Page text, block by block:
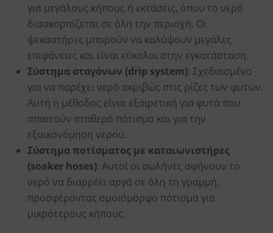
για μεγάλους κήπους ή εκτάσεις, όπου το νερό
διασκορπίζεται σε όλη την περιοχή. Οι
ψεκαστήρες μπορούν να καλύψουν μεγάλες
επιφάνειες και είναι εύκολοι στην εγκατάσταση.
Σύστημα σταγόνων (drip system): Σχεδιασμένο
για να παρέχει νερό ακριβώς στις ρίζες των φυτών.
Αυτή η μέθοδος είναι εξαιρετική για φυτά που
απαιτούν σταθερό πότισμα και για την
εξοικονόμηση νερού.
Σύστημα ποτίσματος με καταιωνιστήρες
(soaker hoses): Αυτοί οι σωλήνες αφήνουν το
νερό να διαρρέει αργά σε όλη τη γραμμή,
προσφέροντας ομοιόμορφο πότισμα για
μικρότερους κήπους.